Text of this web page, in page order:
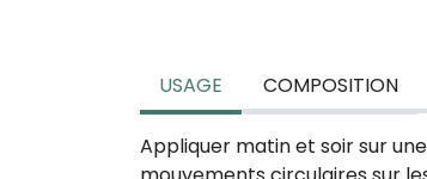
USAGE COMPOSITION
Appliquer matin et soir sur